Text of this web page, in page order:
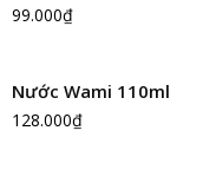
99.000₫
Nước Wami 110ml
128.000₫